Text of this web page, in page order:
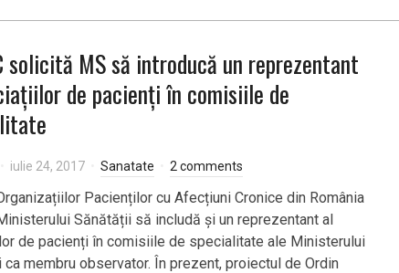
solicită MS să introducă un reprezentant
de pacienți în comisiile de
iulie 24, 2017 Sanatate 2 comments
Pacienților cu Afecțiuni Cronice din România
Sănătății să includă și un reprezentant al
de pacienți în comisiile de specialitate ale Ministerului
membru observator. În prezent, proiectul de Ordin